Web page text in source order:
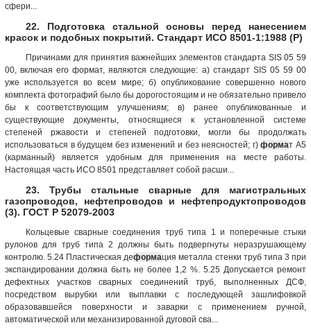
сфери...
22. Подготовка стальной основы перед нанесением
красок и подобных покрытий. Стандарт ИСО 8501-1:1988 (Р)
Причинами для принятия важнейших элементов стандарта SIS 05 59
00, включая его формат, являются следующие: а) стандарт SIS 05 59 00
уже используется во всем мире; б) опубликование совершенно нового
комплекта фотографий было бы дорогостоящим и не обязательно привело
бы к соответствующим улучшениям; в) ранее опубликованные и
существующие документы, относящиеся к установленной системе
степеней ржавости и степеней подготовки, могли бы продолжать
использоваться в будущем без изменений и без неясностей; г)формат А5
(карманный) является удобным для применения на месте работы.
Настоящая часть ИСО 8501 представляет собой расши...
23. Трубы стальные сварные для магистральных
газопроводов, нефтепроводов и нефтепродуктопроводов
(3). ГОСТ Р 52079-2003
Кольцевые сварные соединения труб типа 1 и поперечные стыки
рулонов для труб типа 2 должны быть подвергнуты неразрушающему
контролю. 5.24 Пластическая деформация металла стенки труб типа 3 при
экспандировании должна быть не более 1,2 %. 5.25 Допускается ремонт
дефектных участков сварных соединений труб, выполненных ДСФ,
посредством вырубки или выплавки с последующей зашлифовкой
образовавшейся поверхности и заварки с применением ручной,
автоматической или механизированной дуговой сва...